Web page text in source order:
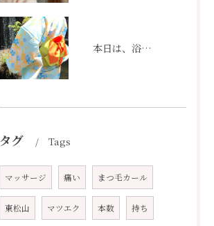
本日は、浴衣の着付けについてのご案内です。
タグ Tags
マッサージ 痛い まつ毛カール
東松山 マツエク 本数 持ち